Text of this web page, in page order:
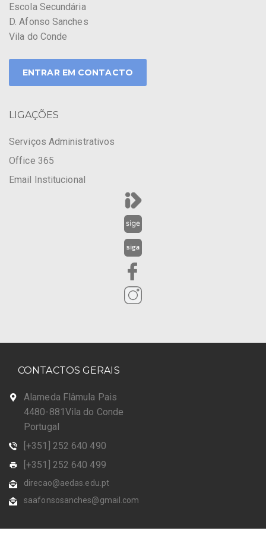
Escola Secundária
D. Afonso Sanches
Vila do Conde
ENTRAR EM CONTACTO
LIGAÇÕES
Serviços Administrativos
Office 365
Email Institucional
CONTACTOS GERAIS
Alameda Flâmula Pais
4480-881Vila do Conde
Portugal
[+351] 252 640 490
[+351] 252 640 499
direcao@aedas.edu.pt
saafonsosanches@gmail.com